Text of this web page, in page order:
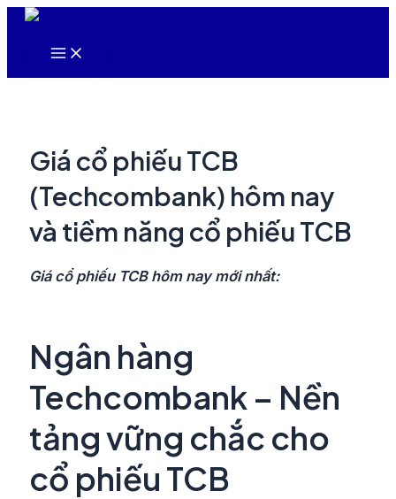
Nhảy
Main
Giá cổ phiếu TCB
(Techcombank) hôm nay
và tiềm năng cổ phiếu TCB
Giá cổ phiếu TCB hôm nay mới nhất:
Ngân hàng
Techcombank – Nền
tảng vững chắc cho
cổ phiếu TCB